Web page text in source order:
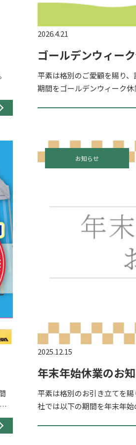
2026.4.21
ゴールデンウィー
平素は格別のご愛顧を賜り
期間をゴールデンウィーク
2025.12.15
年末年始休業のお
平素は格別のお引き立てを
社では以下の期間を年末年
お知らせ